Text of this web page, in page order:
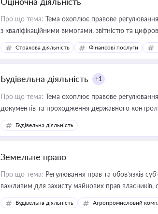
Про що тема: Тема охоплює правове
з кваліфікаційними вимогами, звітністю та
медійних змін у цій сфері корисне для власника
приватизації, оренди державного майна,
Страхова діяльність Фінансові послуги
Будівельна діяльність +1
Про що тема: Тема охоплює правове регулювання
документів та проходження державного
Будівельна діяльність
Земельне право
Про що тема: Регулювання прав та обов’язків
важливим для захисту майнових прав
ресурсами
Будівельна діяльність Агропромисловий